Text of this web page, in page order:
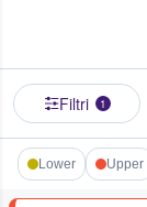
Filtri 1
Lower Upper